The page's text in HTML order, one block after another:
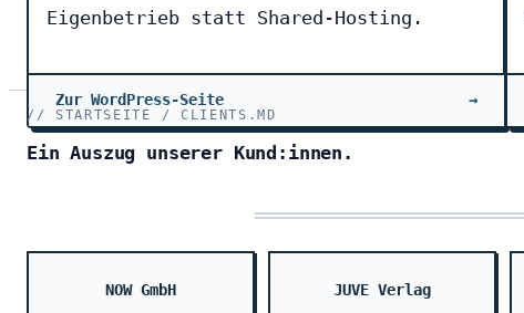
Eigenbetrieb statt Shared-Hosting.
Zur WordPress-Seite →
STARTSEITE / CLIENTS.MD
Ein Auszug unserer Kund:innen.
NOW GmbH JUVE Verlag